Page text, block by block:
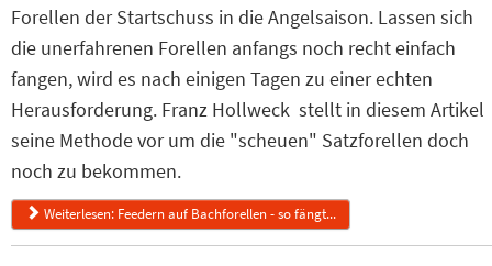
Forellen der Startschuss in die Angelsaison. Lassen sich
die unerfahrenen Forellen anfangs noch recht einfach
fangen, wird es nach einigen Tagen zu einer echten
Herausforderung. Franz Hollweck stellt in diesem Artikel
seine Methode vor um die "scheuen" Satzforellen doch
noch zu bekommen.
Weiterlesen: Feedern auf Bachforellen - so fängt...